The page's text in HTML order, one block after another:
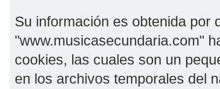
Su información es obtenida por
"www.musicasecundaria.com"
cookies, las cuales son un
en los archivos temporales del